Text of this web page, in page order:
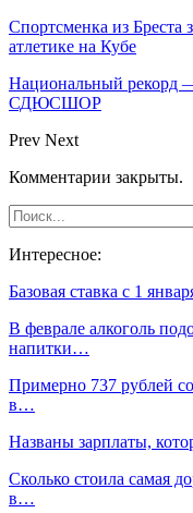
Спортсменка из Бреста
атлетике на Кубе
Национальный рекорд
СДЮСШОР
Prev Next
Комментарии закрыты.
Интересное:
Базовая ставка с 1
В феврале алкоголь
напитки…
Примерно 737 рублей
в…
Названы зарплаты,
Сколько стоила самая
в…